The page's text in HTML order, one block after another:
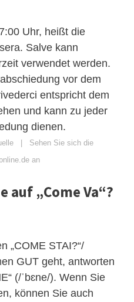
Uhr, heißt die
Salve kann
verwendet werden.
vor dem
entspricht dem
und kann zu jeder
dienen.
| Sehen Sie sich die
an
auf „Come Va“?
„COME STAI?“/
GUT geht, antworten
(/ˈbɛne/). Wenn Sie
können Sie auch